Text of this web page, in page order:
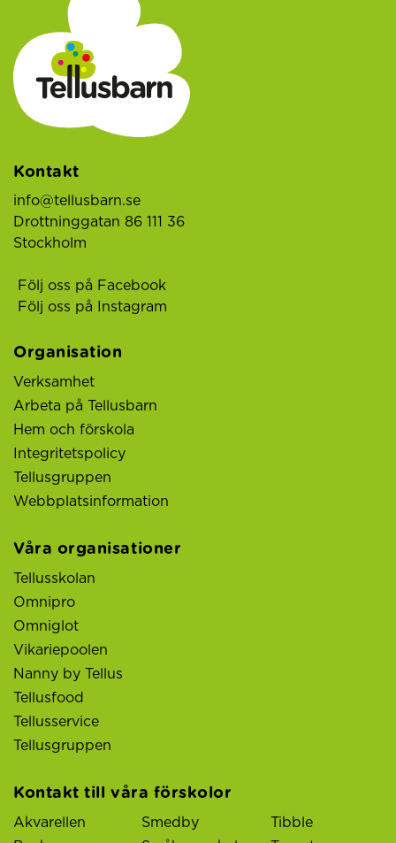
Kontakt
info@tellusbarn.se
Drottninggatan 86 111 36
Stockholm
Följ oss på Facebook
Följ oss på Instagram
Organisation
Verksamhet
Arbeta på Tellusbarn
Hem och förskola
Integritetspolicy
Tellusgruppen
Webbplatsinformation
Våra organisationer
Tellusskolan
Omnipro
Omniglot
Vikariepoolen
Nanny by Tellus
Tellusfood
Tellusservice
Tellusgruppen
Kontakt till våra förskolor
Akvarellen
Smedby
Tibble